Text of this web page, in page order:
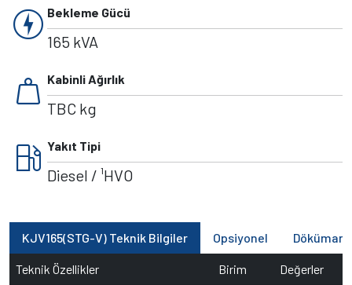
charger Bekleme Gücü
165 kVA
weight Kabinli Ağırlık
TBC kg
local_gas_station Yakıt Tipi
Diesel / ¹HVO
KJV165(STG-V) Teknik Bilgiler Opsiyonel
Teknik Özellikler Birim Değerler